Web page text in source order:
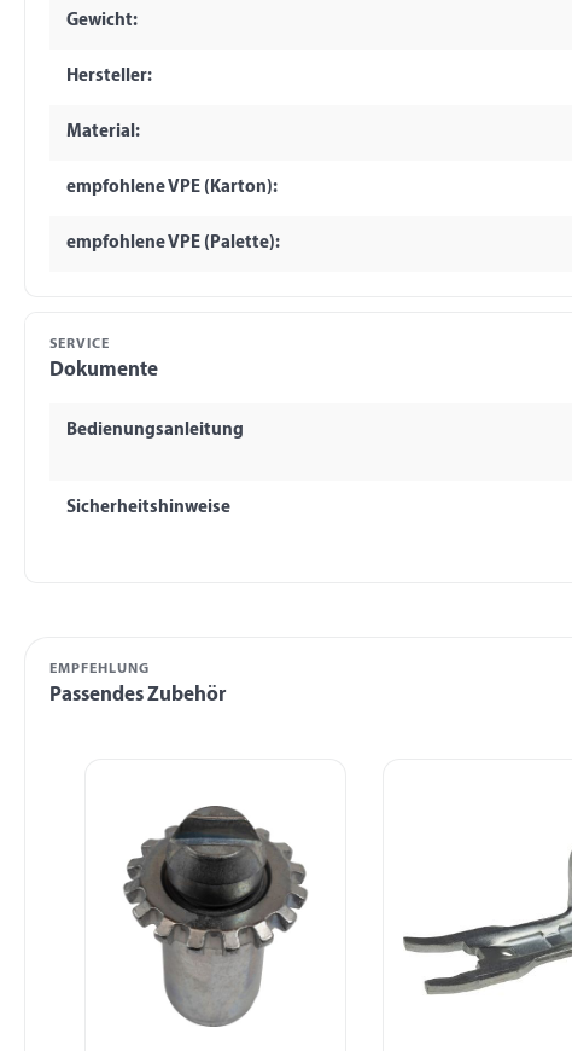
Gewicht:
Hersteller:
Material:
empfohlene VPE (Karton):
empfohlene VPE (Palette):
SERVICE
Dokumente
Bedienungsanleitung
Sicherheitshinweise
EMPFEHLUNG
Passendes Zubehör